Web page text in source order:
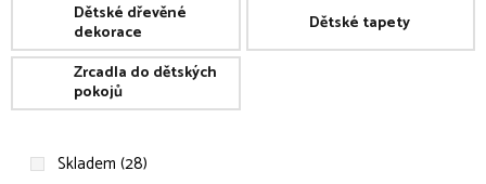
Dětské dřevěné
dekorace
Dětské tapety
Zrcadla do dětských
pokojů
Skladem (28)